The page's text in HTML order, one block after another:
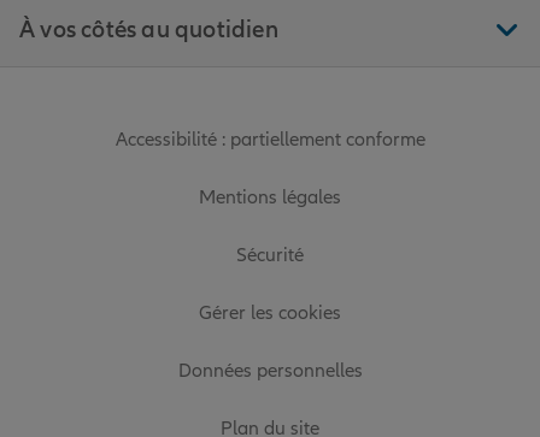
À vos côtés au quotidien
Accessibilité : partiellement conforme
Mentions légales
Sécurité
Gérer les cookies
Données personnelles
Plan du site